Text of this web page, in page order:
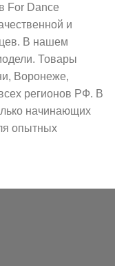
For Dance
и
В нашем
Товары
Воронеже,
регионов РФ. В
начинающих
опытных